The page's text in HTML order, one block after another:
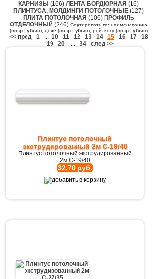
КАРНИЗЫ (166) ЛЕНТА БОРДЮРНАЯ (16)
ПЛИНТУСА, МОЛДИНГИ ПОТОЛОЧНЫЕ (127)
ПЛИТА ПОТОЛОЧНАЯ (106) ПРОФИЛЬ
ОТДЕЛОЧНЫЙ (246) Сортировать по: наименованию
(возр| убыв), цене (возр| убыв), рейтингу (возр| убыв)
<< пред 1... 10 11 12 13 14 15 16 17
18
19
20... 34 след >>
Плинтус потолочный
экструдированный 2м C-19/40
Плинтус потолочный экструдированный
2м C-19/40
32,70 руб.